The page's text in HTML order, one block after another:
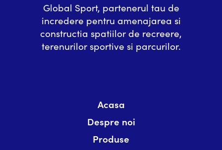
Global Sport, partenerul tau de
incredere pentru amenajarea si
constructia spatiilor de recreere,
terenurilor sportive si parcurilor.
Acasa
Despre noi
Produse